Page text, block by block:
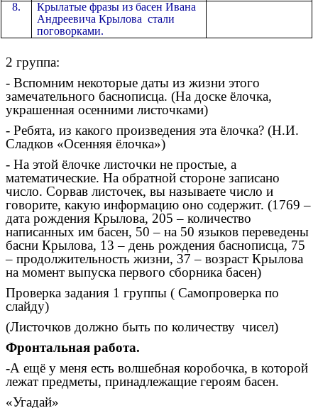
8.
Крылатые фразы из басен Ивана
Андреевича Крылова стали
поговорками.
2 группа:
- Вспомним некоторые даты из жизни этого
замечательного баснописца. (На доске ёлочка,
украшенная осенними листочками)
- Ребята, из какого произведения эта ёлочка? (Н.И.
Сладков «Осенняя ёлочка»)
- На этой ёлочке листочки не простые, а
математические. На обратной стороне записано
число. Сорвав листочек, вы называете число и
говорите, какую информацию оно содержит. (1769 –
дата рождения Крылова, 205 – количество
написанных им басен, 50 – на 50 языков переведены
басни Крылова, 13 – день рождения баснописца, 75
– продолжительность жизни, 37 – возраст Крылова
на момент выпуска первого сборника басен)
Проверка задания 1 группы ( Самопроверка по
слайду)
(Листочков должно быть по количеству чисел)
Фронтальная работа.
-А ещё у меня есть волшебная коробочка, в которой
лежат предметы, принадлежащие героям басен.
«Угадай»